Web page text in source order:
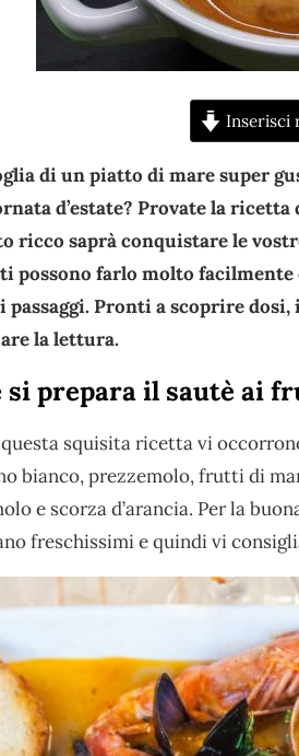
Inserisci
di un piatto di mare super
d’estate? Provate la
ricco saprà conquistare le
possono farlo molto facilmente
passaggi. Pronti a scoprire
la lettura.
si prepara il sautè ai
questa squisita ricetta vi
bianco, prezzemolo, frutti di
e scorza d’arancia. Per la
freschissimi e quindi vi